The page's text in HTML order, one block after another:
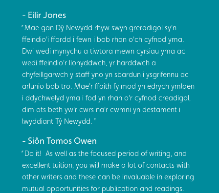
Eilir Jones
Mae gan Dŷ Newydd rhyw swyn greradigol sy'n
ffeindio'i ffordd i fewn i bob rhan o'ch cyfnod yma.
Dwi wedi mynychu a tiwtora mewn cyrsiau yma ac
wedi ffeindio'r llonyddwch, yr harddwch a
chyfeillgarwch y staff yno yn sbardun i ysgrifennu ac
arlunio bob tro. Mae'r ffaith fy mod yn edrych ymlaen
i ddychwelyd yma i fod yn rhan o'r cyfnod creadigol,
dim ots beth yw'r cwrs na'r cwmni yn destament i
lwyddiant Tŷ Newydd.
Siôn Tomos Owen
Do it! As well as the focused period of writing, and
excellent tuition, you will make a lot of contacts with
other writers and these can be invaluable in exploring
mutual opportunities for publication and readings.